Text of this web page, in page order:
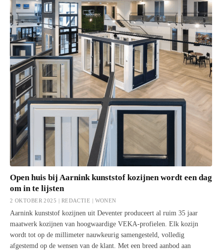
Open huis bij Aarnink kunststof kozijnen wordt een dag
om in te lijsten
2 OKTOBER 2025 | REDACTIE | WONEN
Aarnink kunststof kozijnen uit Deventer produceert al ruim 35 jaar
maatwerk kozijnen van hoogwaardige VEKA-profielen. Elk kozijn
wordt tot op de millimeter nauwkeurig samengesteld, volledig
afgestemd op de wensen van de klant. Met een breed aanbod aan